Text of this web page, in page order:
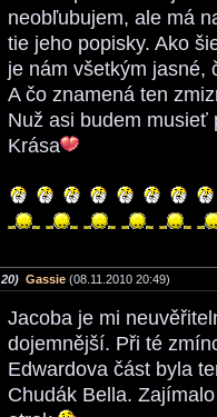
neobľubujem, ale má
tie jeho popisky. Ako
je nám všetkým jasné,
A čo znamená ten
Nuž asi budem musieť
Krása
20) Gassie (08.11.2010 20:49)
Jacoba je mi
dojemnější. Při té
Edwardova část byla
Chudák Bella.